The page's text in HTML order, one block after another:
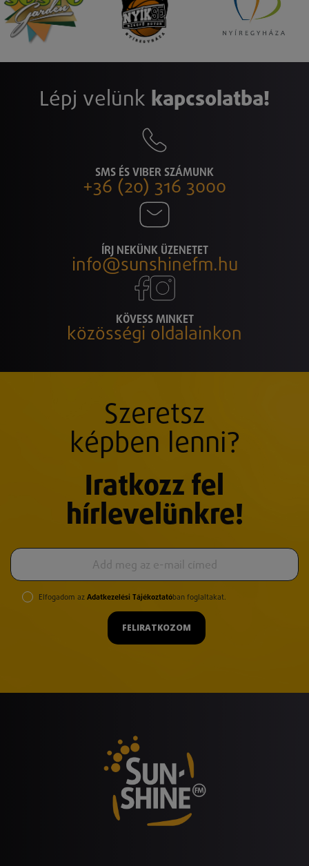
Lépj velünk kapcsolatba!
SMS ÉS VIBER SZÁMUNK
+36 (20) 316 3000
ÍRJ NEKÜNK ÜZENETET
info@sunshinefm.hu
KÖVESS MINKET
közösségi oldalainkon
Szeretsz
képben lenni?
Iratkozz fel
hírlevelünkre!
Elfogadom az Adatkezelési Tájékoztatóban foglaltakat.
FELIRATKOZOM